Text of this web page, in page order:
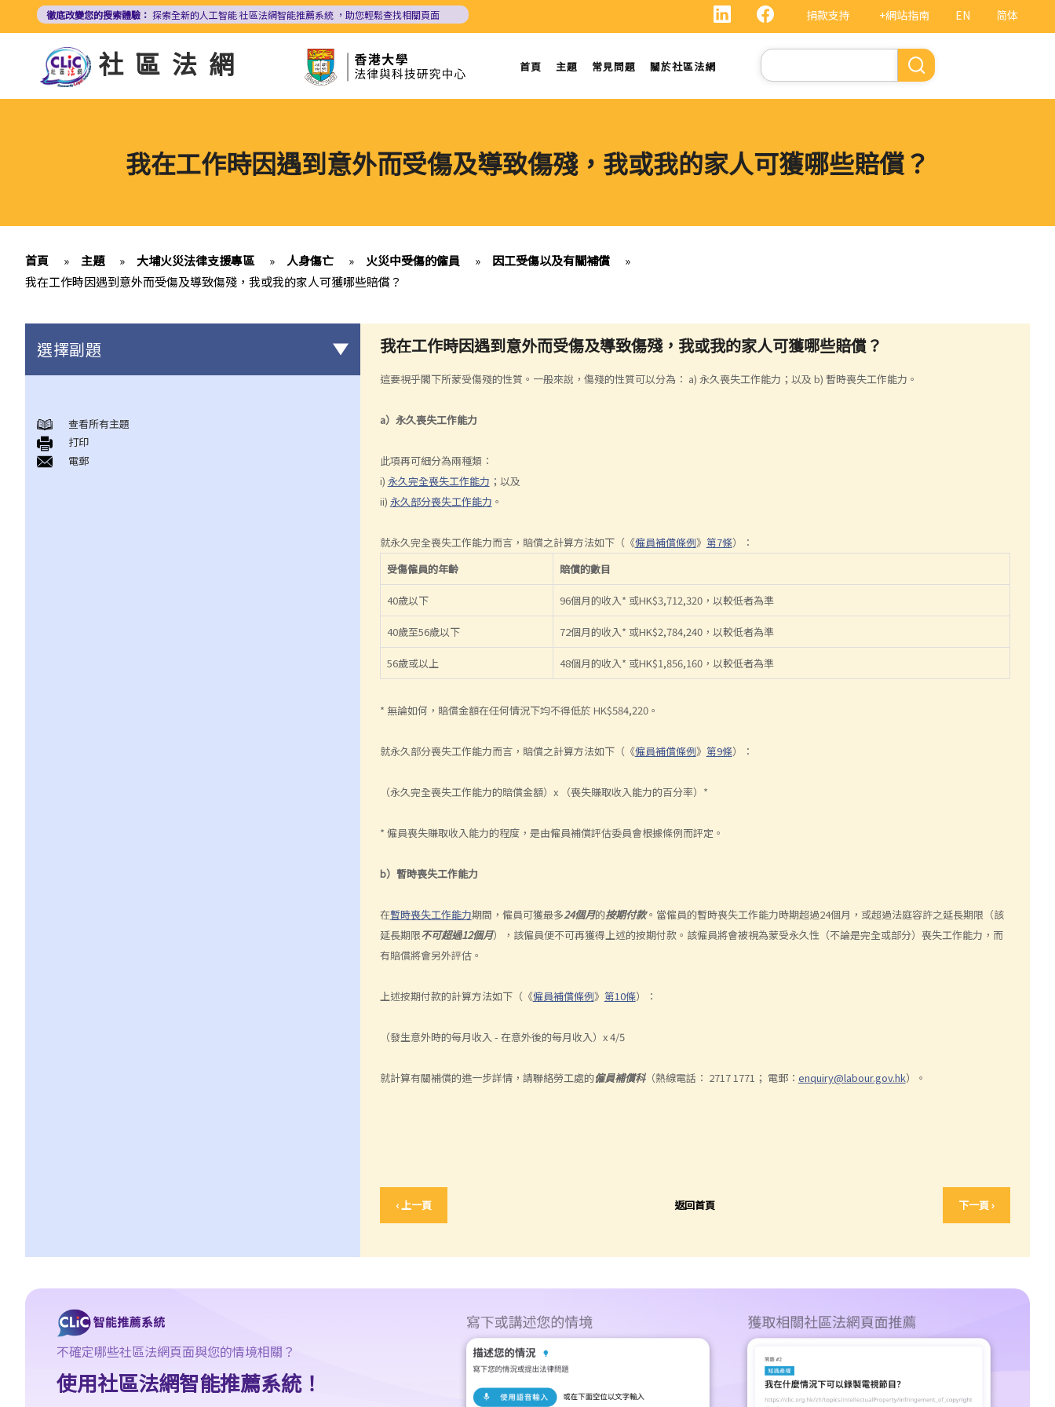
EN 简体
捐款支持 +網站指南
徹底改變您的搜索體驗： 探索全新的人工智能社區法網智能推薦系統 ，助您輕鬆查找相關頁面
社區法網 首頁 主題 常見問題 關於社區法網
Search
我在工作時因遇到意外而受傷及導致傷殘，我或我的家人可獲哪些賠償？
首頁 » 主題 » 大埔火災法律支援專區 » 人身傷亡 » 火災中受傷的僱員 » 因工受傷以及有關補償
»
我在工作時因遇到意外而受傷及導致傷殘，我或我的家人可獲哪些賠償？
我在工作時因遇到意外而受傷及導致傷殘，我或我的家人可獲哪些賠償？
這要視乎閣下所蒙受傷殘的性質。一般來說，傷殘的性質可以分為： a) 永久喪失工作能力；以及 b) 暫時喪失工作能力。
a）永久喪失工作能力
此項再可細分為兩種類：
i) 永久完全喪失工作能力 ；以及
ii) 永久部分喪失工作能力 。
就永久完全喪失工作能力而言，賠償之計算方法如下（《僱員補償條例》 第7條）：
受傷僱員的年齡
賠償的數目
40歲以下 96個月的收入* 或HK$3,712,320，以較低者為準
40歲至56歲以下 72個月的收入* 或HK$2,784,240，以較低者為準
56歲或以上 48個月的收入* 或HK$1,856,160，以較低者為準
* 無論如何，賠償金額在任何情況下均不得低於 HK$584,220。
就永久部分喪失工作能力而言，賠償之計算方法如下（《僱員補償條例》 第9條）：
（永久完全喪失工作能力的賠償金額）x （喪失賺取收入能力的百分率）*
* 僱員喪失賺取收入能力的程度，是由僱員補償評估委員會根據條例而評定。
b）暫時喪失工作能力
在暫時喪失工作能力期間，僱員可獲最多24個月的按期付款。當僱員的暫時喪失工作能力時期超過24個月，或超過法庭容許之延長期限（該
延長期限不可超過12個月），該僱員便不可再獲得上述的按期付款。該僱員將會被視為蒙受永久性（不論是完全或部分）喪失工作能力，而
有賠償將會另外評估。
上述按期付款的計算方法如下（《僱員補償條例》 第10條）：
（發生意外時的每月收入 - 在意外後的每月收入）x 4/5
就計算有關補償的進一步詳情，請聯絡勞工處的僱員補償科（熱線電話： 2717 1771； 電郵： enquiry@labour.gov.hk）。
‹ 上一頁 返回首頁 下一頁 ›
選擇副題
A. 火葬
B. 骨灰安置所（靈灰安置所）
C. 土葬
因工受傷以及有關補償
賠償責任
怎樣才算是因工及在僱用期間遭遇意外（簡稱工傷意外）？
賠償項目
查看所有主題
打印
電郵
不確定哪些社區法網頁面與您的情境相關？
使用社區法網智能推薦系統！